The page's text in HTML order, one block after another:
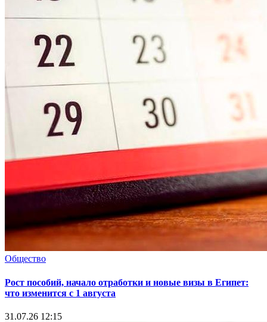
Общество
Рост пособий, начало отработки и новые визы в Египет:
что изменится с 1 августа
31.07.26 12:15